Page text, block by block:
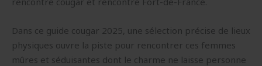
Dans ce guide cougar 2025, une sélection précise de lieux
physiques ouvre la piste pour rencontrer ces femmes
mûres et séduisantes dont le charme ne laisse personne